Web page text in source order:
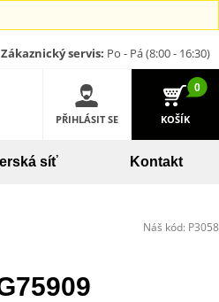
Zákaznický servis: Po - Pá (8:00 - 16:30)
PŘIHLÁSIT SE
0
KOŠÍK
síť Kontakt
Náš kód: P3058